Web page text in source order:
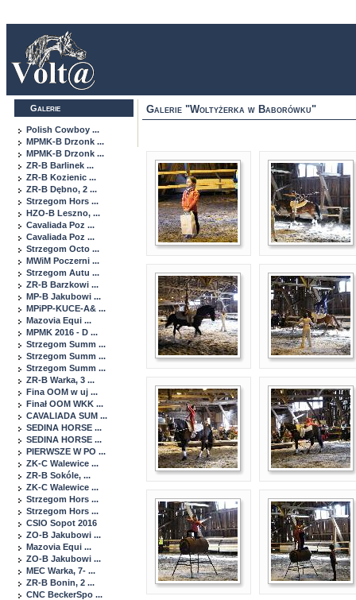
Galerie
Polish Cowboy ...
MPMK-B Drzonk ...
MPMK-B Drzonk ...
ZR-B Barlinek ...
ZR-B Kozienic ...
ZR-B Dębno, 2 ...
Strzegom Hors ...
HZO-B Leszno, ...
Cavaliada Poz ...
Cavaliada Poz ...
Strzegom Octo ...
MWiM Poczerni ...
Strzegom Autu ...
ZR-B Barzkowi ...
MP-B Jakubowi ...
MPiPP-KUCE-A& ...
Mazovia Equi ...
MPMK 2016 - D ...
Strzegom Summ ...
Strzegom Summ ...
Strzegom Summ ...
ZR-B Warka, 3 ...
Fina OOM w uj ...
Finał OOM WKK ...
CAVALIADA SUM ...
SEDINA HORSE ...
SEDINA HORSE ...
PIERWSZE W PO ...
ZK-C Walewice ...
ZR-B Sokóle, ...
ZK-C Walewice ...
Strzegom Hors ...
Strzegom Hors ...
CSIO Sopot 2016
ZO-B Jakubowi ...
Mazovia Equi ...
ZO-B Jakubowi ...
MEC Warka, 7- ...
ZR-B Bonin, 2 ...
CNC BeckerSpo ...
Galerie "Woltyżerka w Baborówku"